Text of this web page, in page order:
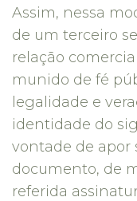
Assim, nessa
de um terceiro
relação
munido de fé
legalidade e
identidade do
vontade de apor
documento, de
referida